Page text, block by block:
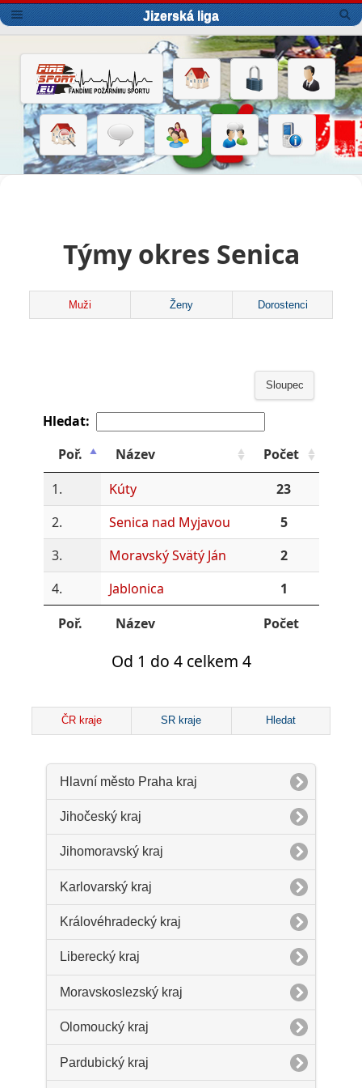
Jizerská liga
Týmy okres Senica
Muži Ženy Dorostenci
Sloupec
Hledat:
Poř.
Název
Počet
1.
Kúty
23
2.
Senica nad Myjavou
5
3.
Moravský Svätý Ján
2
4.
Jablonica
1
Poř.
Název Počet
Od 1 do 4 celkem 4
ČR kraje SR kraje Hledat
Hlavní město Praha kraj
Jihočeský kraj
Jihomoravský kraj
Karlovarský kraj
Královéhradecký kraj
Liberecký kraj
Moravskoslezský kraj
Olomoucký kraj
Pardubický kraj